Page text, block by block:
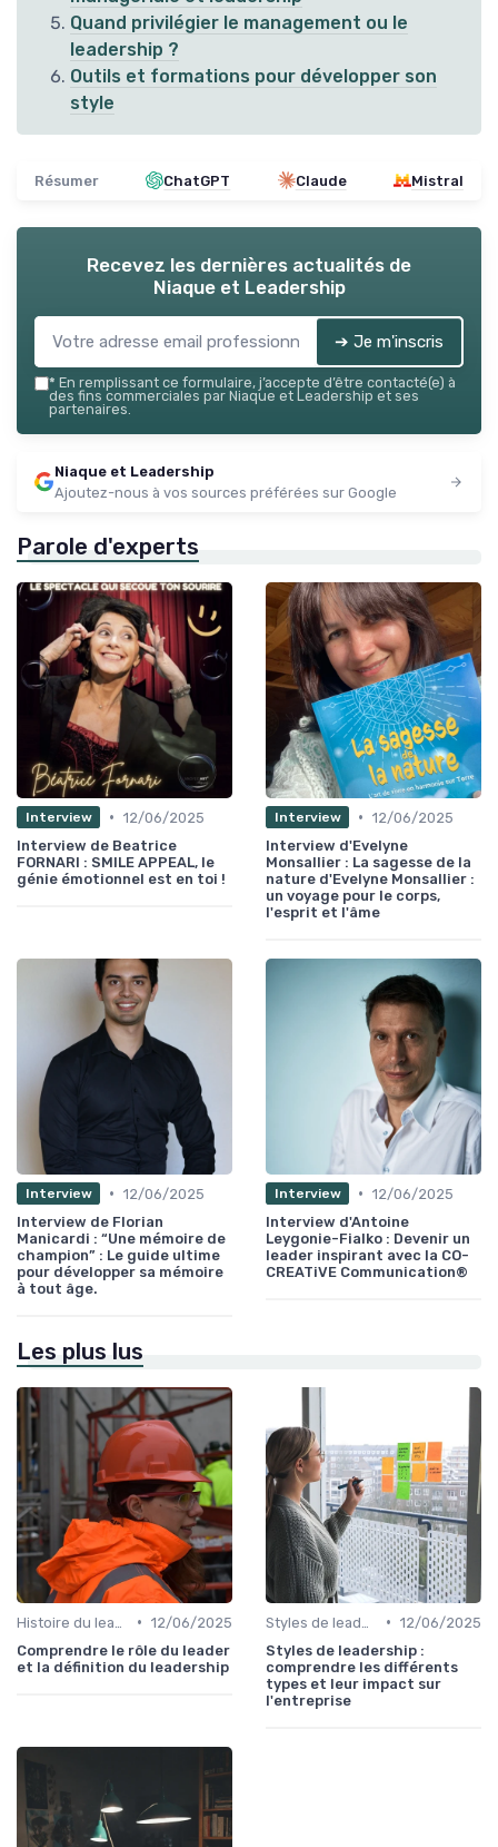
Quand privilégier le management ou le
leadership ?
Outils et formations pour développer son
style
Résumer ChatGPT Claude Mistral
Recevez les dernières actualités de
Niaque et Leadership
➔ Je m'inscris
* En remplissant ce formulaire, j’accepte d’être contacté(e) à
des fins commerciales par Niaque et Leadership et ses
partenaires.
Niaque et Leadership
Ajoutez-nous à vos sources préférées sur Google
Parole d'experts
Interview • 12/06/2025
Interview de Beatrice
FORNARI : SMILE APPEAL, le
génie émotionnel est en toi !
Interview • 12/06/2025
Interview d'Evelyne
Monsallier : La sagesse de la
nature d'Evelyne Monsallier :
un voyage pour le corps,
l'esprit et l'âme
Interview • 12/06/2025
Interview de Florian
Manicardi : “Une mémoire de
champion” : Le guide ultime
pour développer sa mémoire
à tout âge.
Interview • 12/06/2025
Interview d'Antoine
Leygonie-Fialko : Devenir un
leader inspirant avec la CO-
CREATiVE Communication®
Les plus lus
• 12/06/2025
Comprendre le rôle du leader
et la définition du leadership
• 12/06/2025
Styles de leadership :
comprendre les différents
types et leur impact sur
l'entreprise